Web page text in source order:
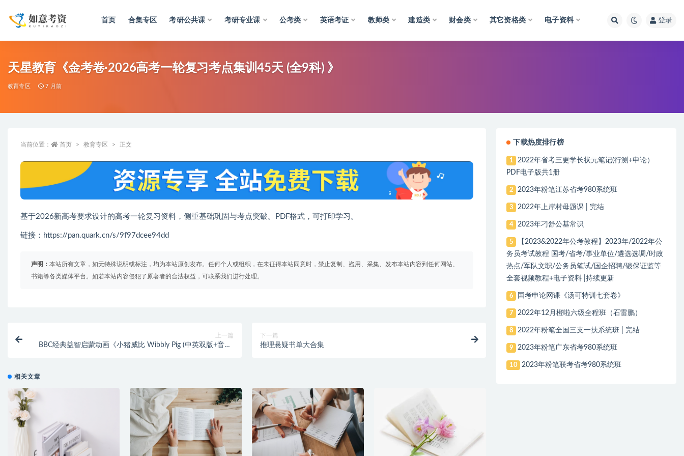
首页 合集专区 考研公共课 考研专业课 公考类 英语考证 教师类 建造类 财会类 其它资格类 电子资料 登录
天星教育《金考卷·2026高考一轮复习考点集训45天 (全9科) 》
教育专区 7 月前
当前位置： 首页 教育专区 正文
基于2026新高考要求设计的高考一轮复习资料，侧重基础巩固与考点突破。PDF格式，可打印学习。
链接：https://pan.quark.cn/s/9f97dcee94dd
声明： 本站所有文章，如无特殊说明或标注，均为本站原创发布。任何个人或组织，在未征得本站同意时，禁止复制、盗用、采集、发布本站内容到任何网站、
书籍等各类媒体平台。如若本站内容侵犯了原著者的合法权益，可联系我们进行处理。
上一篇
BBC经典益智启蒙动画《小猪威比 Wibbly Pig (中英双版+音频)
下一篇
推理悬疑书单大合集
相关文章
下载热度排行榜
1
2022年省考三更学长状元笔记(行测+申论）
PDF电子版共1册
2 2023年粉笔江苏省考980系统班
3 2022年上岸村母题课 | 完结
4 2023年刁舒公基常识
5
【2023&2022年公考教程】2023年/2022年公
务员考试教程 国考/省考/事业单位/遴选选调/时政
热点/军队文职/公务员笔试/国企招聘/银保证监等
全套视频教程+电子资料 |持续更新
6 国考申论网课《汤可特训七套卷》
7 2022年12月橙啦六级全程班（石雷鹏）
8 2022年粉笔全国三支一扶系统班 | 完结
9 2023年粉笔广东省考980系统班
10 2023年粉笔联考省考980系统班